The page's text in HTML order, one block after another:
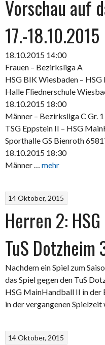
Vorschau auf
17.-18.10.2015
18.10.2015 14:00
Frauen – Bezirksliga A
HSG BIK Wiesbaden –
Halle Fliednerschule
18.10.2015 18:00
Männer – Bezirksliga C Gr. 1
TSG Eppstein II – HSG
Sporthalle GS Bienroth
18.10.2015 18:30
Männer … mehr
14 Oktober, 2015
Herren 2:
TuS Dotzheim
Nachdem ein Spiel zum
das Spiel gegen den TuS
HSG MainHandball II in der
in der vergangenen
14 Oktober, 2015